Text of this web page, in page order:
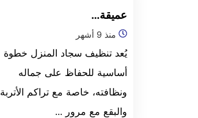
عميقة…
منذ 9 أشهر
يُعد تنظيف سجاد المنزل خطوة
أساسية للحفاظ على جماله
ونظافته، خاصة مع تراكم الأتربة
والبقع مع مرور ...